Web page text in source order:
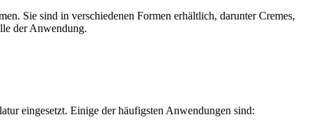
Sie sind in verschiedenen Formen erhältlich, darunter Cremes,
der Anwendung.
eingesetzt. Einige der häufigsten Anwendungen sind: